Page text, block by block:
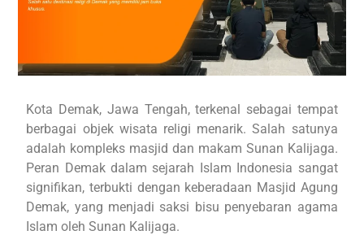
Kota Demak, Jawa Tengah, terkenal sebagai tempat
berbagai objek wisata religi menarik. Salah satunya
adalah kompleks masjid dan makam Sunan Kalijaga.
Peran Demak dalam sejarah Islam Indonesia sangat
signifikan, terbukti dengan keberadaan Masjid Agung
Demak, yang menjadi saksi bisu penyebaran agama
Islam oleh Sunan Kalijaga.